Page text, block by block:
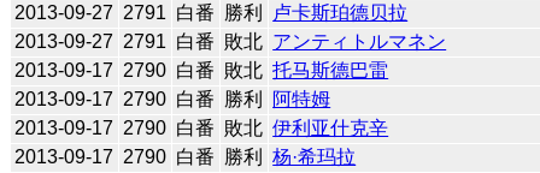
2013-09-27 2791 白番 勝利
卢卡斯珀德贝拉
2013-09-27 2791 白番 敗北 アンティトルマネン
2013-09-17 2790 白番 敗北 托马斯德巴雷
2013-09-17 2790 白番 勝利
阿特姆
2013-09-17 2790 白番 敗北 伊利亚什克辛
2013-09-17 2790 白番 勝利
杨·希玛拉